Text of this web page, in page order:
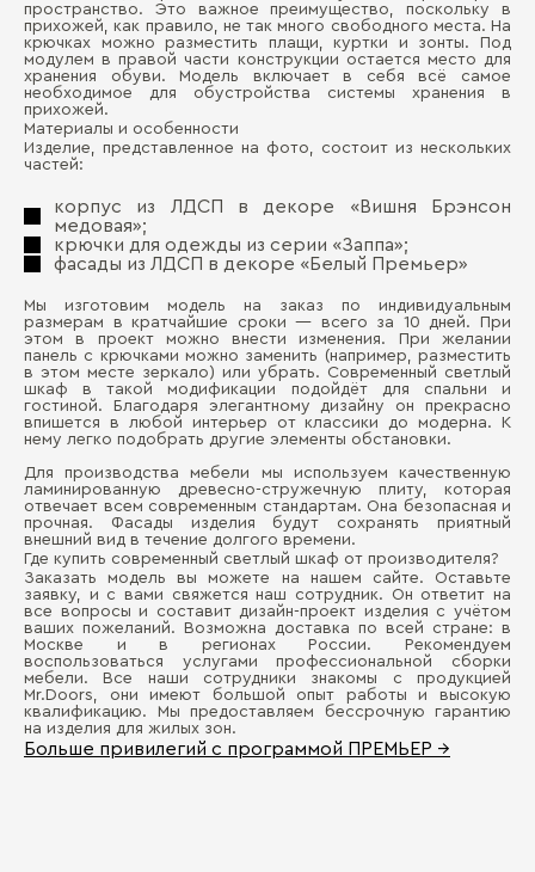
пространство. Это важное преимущество, поскольку в
прихожей, как правило, не так много свободного места. На
крючках можно разместить плащи, куртки и зонты. Под
модулем в правой части конструкции остается место для
хранения обуви. Модель включает в себя всё самое
необходимое для обустройства системы хранения в
прихожей.
Материалы и особенности
Изделие, представленное на фото, состоит из нескольких
частей:
корпус из ЛДСП в декоре «Вишня Брэнсон
медовая»;
крючки для одежды из серии «Заппа»;
фасады из ЛДСП в декоре «Белый Премьер»
Мы изготовим модель на заказ по индивидуальным
размерам в кратчайшие сроки — всего за 10 дней. При
этом в проект можно внести изменения. При желании
панель с крючками можно заменить (например, разместить
в этом месте зеркало) или убрать. Современный светлый
шкаф в такой модификации подойдёт для спальни и
гостиной. Благодаря элегантному дизайну он прекрасно
впишется в любой интерьер от классики до модерна. К
нему легко подобрать другие элементы обстановки.
Для производства мебели мы используем качественную
ламинированную древесно-стружечную плиту, которая
отвечает всем современным стандартам. Она безопасная и
прочная. Фасады изделия будут сохранять приятный
внешний вид в течение долгого времени.
Где купить современный светлый шкаф от производителя?
Заказать модель вы можете на нашем сайте. Оставьте
заявку, и с вами свяжется наш сотрудник. Он ответит на
все вопросы и составит дизайн-проект изделия с учётом
ваших пожеланий. Возможна доставка по всей стране: в
Москве и в регионах России. Рекомендуем
воспользоваться услугами профессиональной сборки
мебели. Все наши сотрудники знакомы с продукцией
Mr.Doors, они имеют большой опыт работы и высокую
квалификацию. Мы предоставляем бессрочную гарантию
на изделия для жилых зон.
Больше привилегий с программой ПРЕМЬЕР →